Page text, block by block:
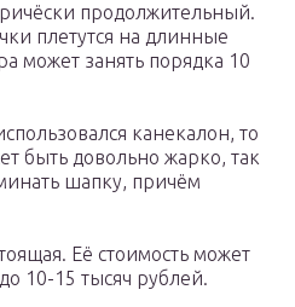
продолжительный.
плетутся на длинные
может занять порядка 10
канекалон, то
быть довольно жарко, так
шапку, причём
Её стоимость может
10-15 тысяч рублей.